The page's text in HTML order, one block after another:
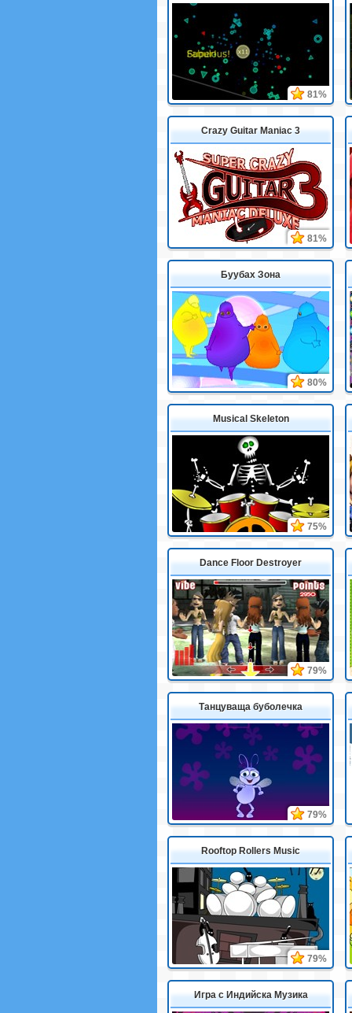
81%
Crazy Guitar Maniac 3
81%
Буубах Зона
80%
Musical Skeleton
75%
Dance Floor Destroyer
79%
Танцуваща буболечка
79%
Rooftop Rollers Music
79%
Игра с Индийска Музика